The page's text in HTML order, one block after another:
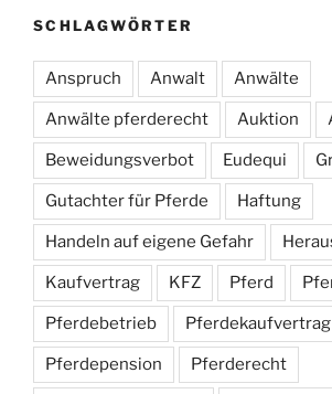
SCHLAGWÖRTER
Anspruch Anwalt Anwälte
Anwälte pferderecht Auktion
Beweidungsverbot Eudequi
Gutachter für Pferde Haftung
Handeln auf eigene Gefahr
Kaufvertrag KFZ Pferd
Pferdebetrieb Pferdekaufvertrag
Pferdepension Pferderecht